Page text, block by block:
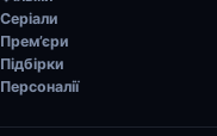
Серіали
Прем’єри
Підбірки
Персоналії